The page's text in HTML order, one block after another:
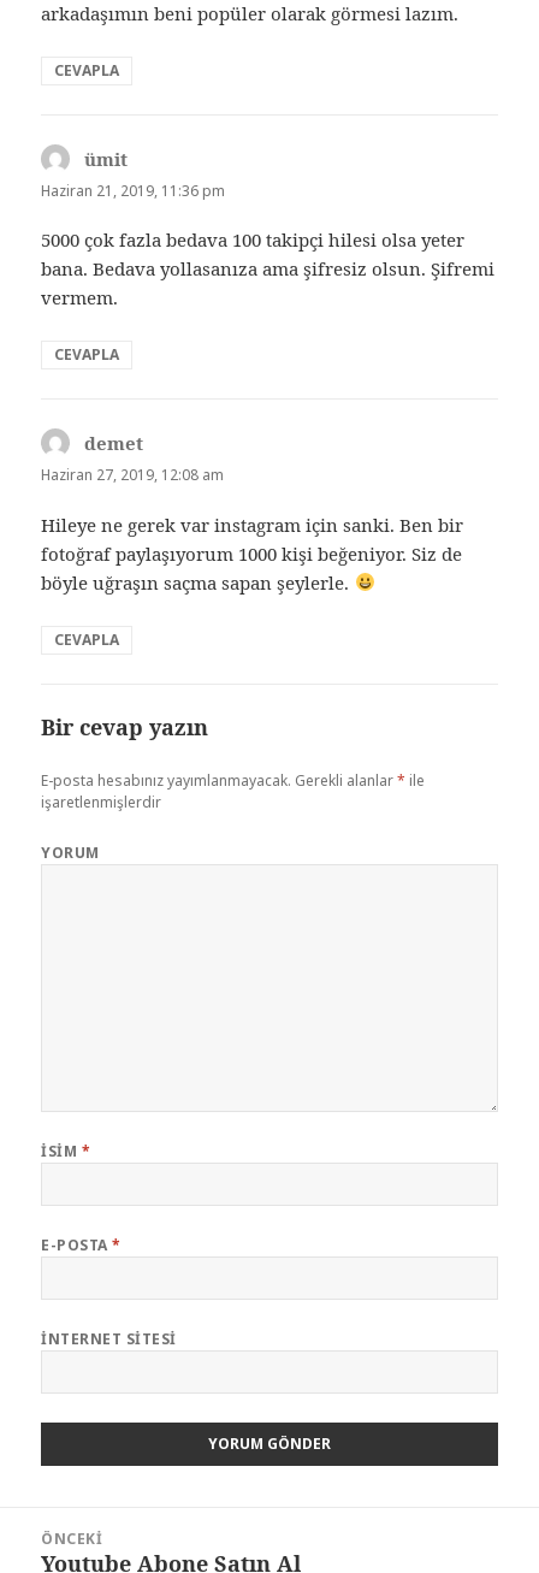
arkadaşımın beni popüler olarak görmesi lazım.
CEVAPLA
ümit
ki:
Haziran 21, 2019, 11:36 pm
5000 çok fazla bedava 100 takipçi hilesi olsa yeter
bana. Bedava yollasanıza ama şifresiz olsun. Şifremi
vermem.
CEVAPLA
demet
ki:
Haziran 27, 2019, 12:08 am
Hileye ne gerek var instagram için sanki. Ben bir
fotoğraf paylaşıyorum 1000 kişi beğeniyor. Siz de
böyle uğraşın saçma sapan şeylerle.
CEVAPLA
Bir cevap yazın
E-posta hesabınız yayımlanmayacak. Gerekli alanlar* ile
işaretlenmişlerdir
YORUM
İSIM *
E-POSTA*
İNTERNET SITESI
dolaşımı
ÖNCEKI
Önceki
Youtube Abone Satın Al